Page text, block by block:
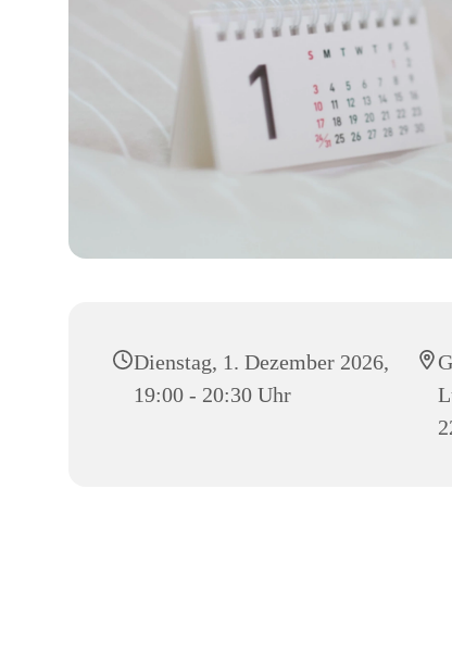
Dienstag, 1. Dezember 2026,
19:00 - 20:30 Uhr